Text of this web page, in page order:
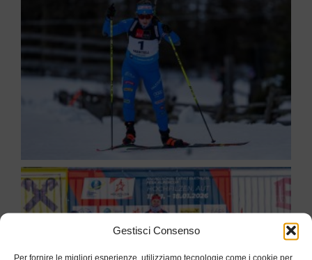
Gestisci Consenso
Per fornire le migliori esperienze, utilizziamo tecnologie come i cookie per